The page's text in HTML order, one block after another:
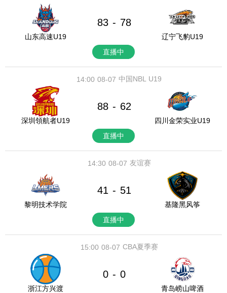
山东高速U19
83 - 78
辽宁飞豹U19
直播中
08-07
14:00 中国NBL U19
深圳領航者U19
88 - 62
四川金荣实业U19
直播中
08-07
14:30 友谊赛
黎明技术学院
41 - 51
基隆黑风筝
直播中
08-07
15:00 CBA夏季赛
浙江方兴渡
0 - 0
青岛崂山啤酒